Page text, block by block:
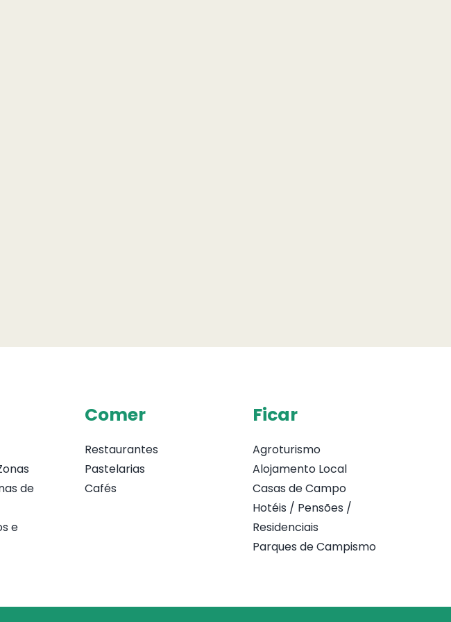
de
e
Comer
Restaurantes
Pastelarias
Cafés
Ficar
Agroturismo
Alojamento Local
Casas de Campo
Hotéis / Pensões /
Residenciais
Parques de Campismo